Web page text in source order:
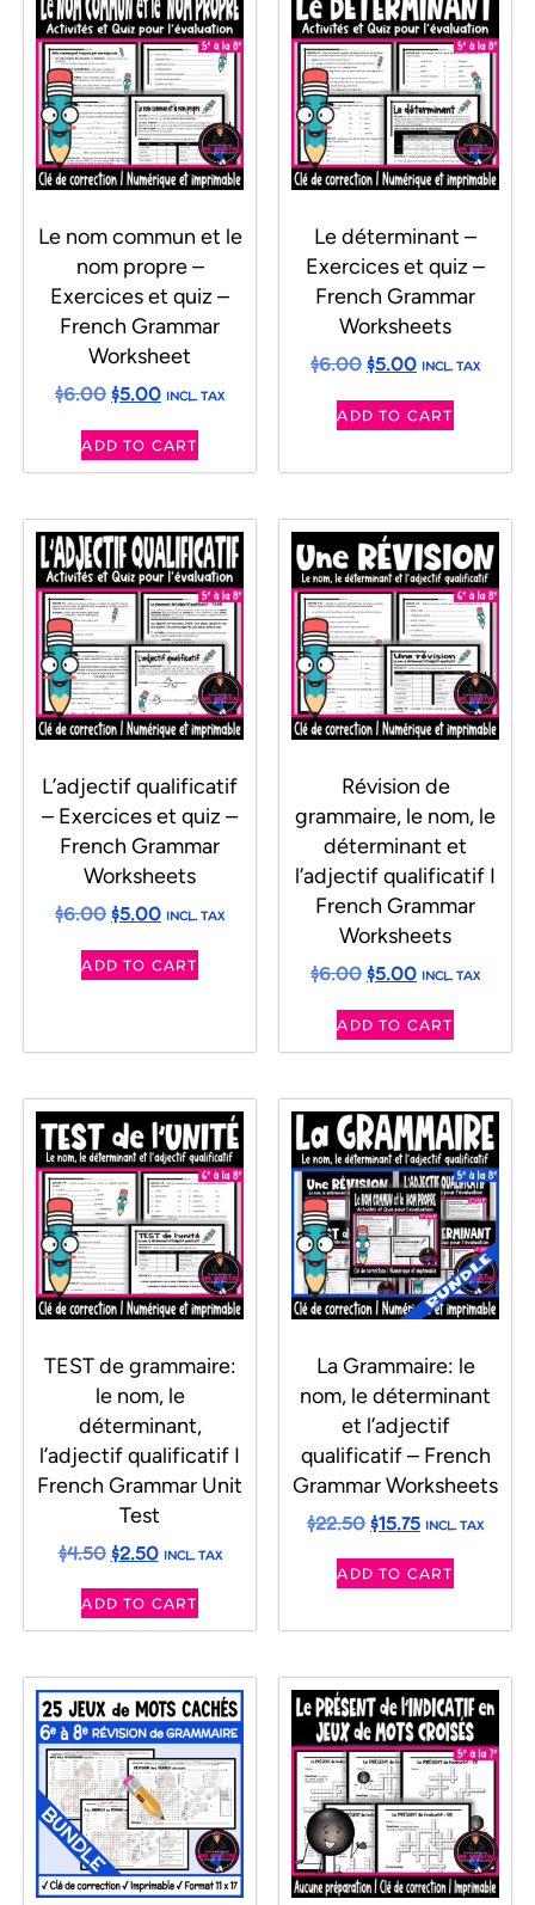
Le nom commun et le
nom propre –
Exercices et quiz –
French Grammar
Worksheet
$6.00$5.00 INCL. TAX
ADD TO CART
Le déterminant –
Exercices et quiz –
French Grammar
Worksheets
$6.00$5.00 INCL. TAX
ADD TO CART
L’adjectif qualificatif
– Exercices et quiz –
French Grammar
Worksheets
$6.00$5.00 INCL. TAX
ADD TO CART
Révision de
grammaire, le nom, le
déterminant et
l’adjectif qualificatif I
French Grammar
Worksheets
$6.00$5.00 INCL. TAX
ADD TO CART
TEST de grammaire:
le nom, le
déterminant,
l’adjectif qualificatif I
French Grammar Unit
Test
$4.50 $2.50 INCL. TAX
ADD TO CART
La Grammaire: le
nom, le déterminant
et l’adjectif
qualificatif – French
Grammar Worksheets
$22.50$15.75 INCL. TAX
ADD TO CART